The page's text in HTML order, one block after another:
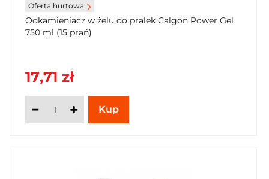
Oferta hurtowa
Odkamieniacz w żelu do pralek Calgon Power Gel
750 ml (15 prań)
17,71 zł